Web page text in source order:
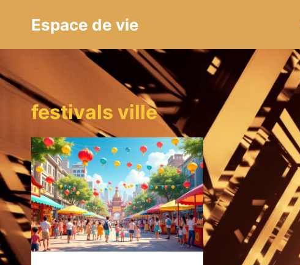
Espace de vie
festivals ville